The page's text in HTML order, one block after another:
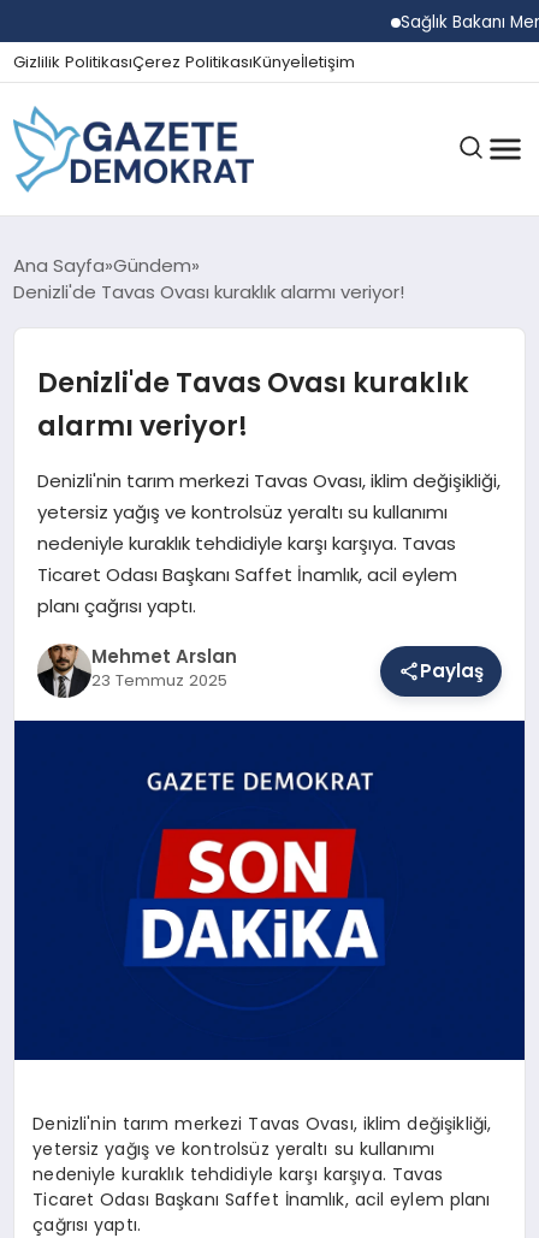
Sağlık Bakanı
Gizlilik PolitikasıÇerez PolitikasıKünyeİletişim
GÜNDEM
SPOR
MAGAZIN
SAĞLIK
Ana Sayfa Gündem
Denizli'de Tavas Ovası kuraklık alarmı veriyor!
Denizli'de Tavas Ovası kuraklık
alarmı veriyor!
Denizli'nin tarım merkezi Tavas Ovası, iklim değişikliği,
yetersiz yağış ve kontrolsüz yeraltı su kullanımı
nedeniyle kuraklık tehdidiyle karşı karşıya. Tavas
Ticaret Odası Başkanı Saffet İnamlık, acil eylem
planı çağrısı yaptı.
Mehmet Arslan
23 Temmuz 2025 Paylaş
Denizli'nin tarım merkezi Tavas Ovası, iklim değişikliği,
yetersiz yağış ve kontrolsüz yeraltı su kullanımı
nedeniyle kuraklık tehdidiyle karşı karşıya. Tavas
Ticaret Odası Başkanı Saffet İnamlık, acil eylem planı
çağrısı yaptı.